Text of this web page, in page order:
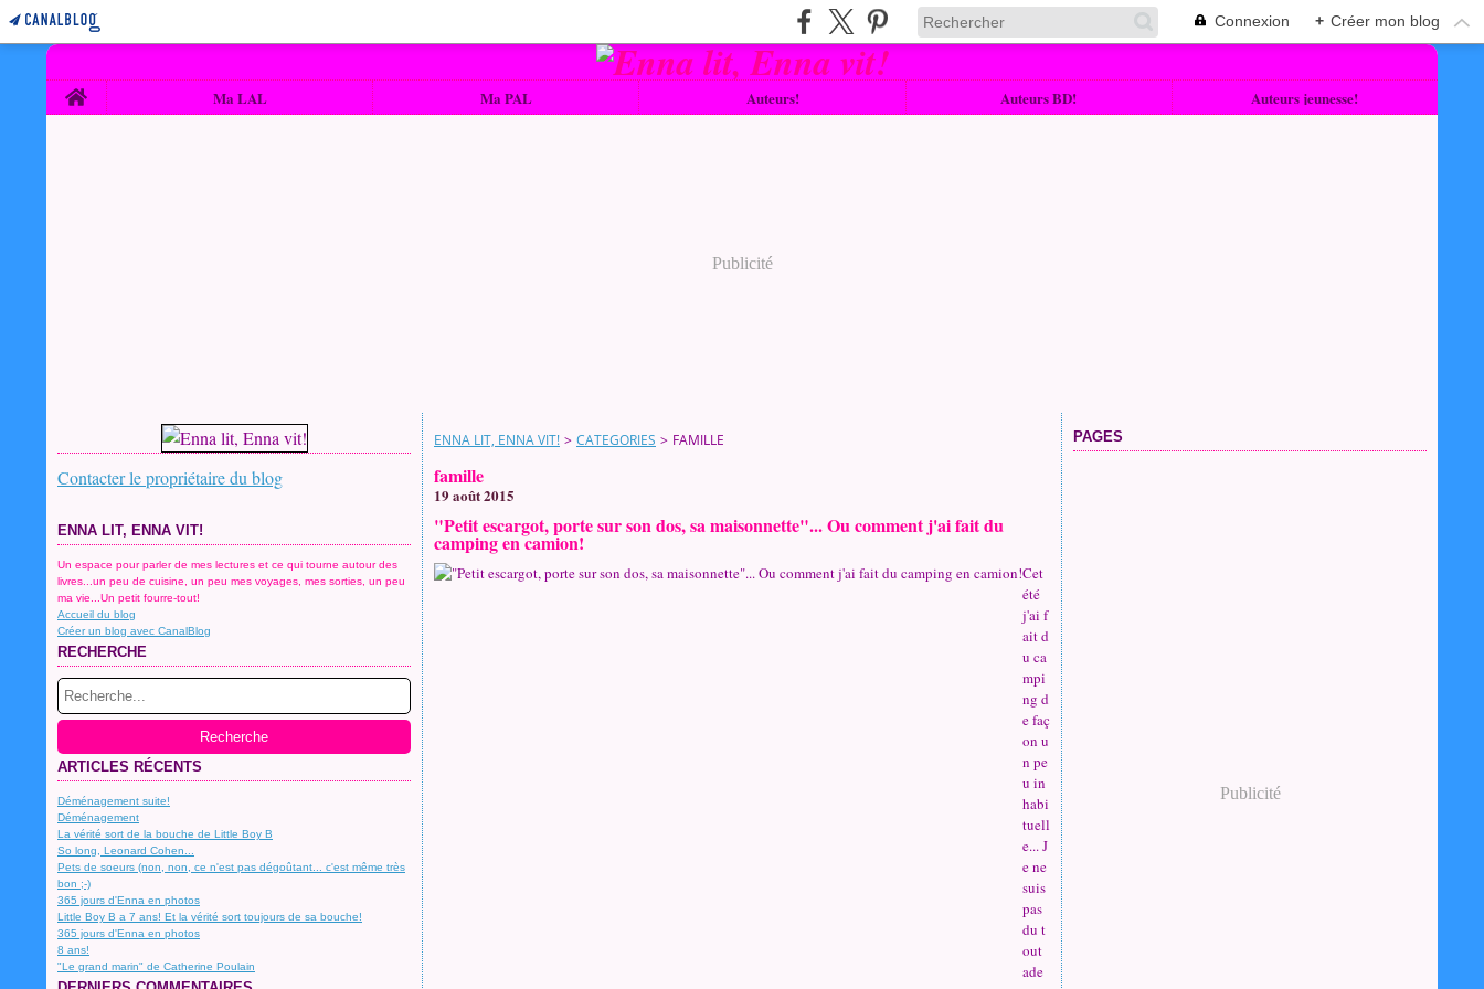
Connexion + Créer mon blog
Home Ma LAL Ma PAL Auteurs! Auteurs BD! Auteurs jeunesse!
Publicité
Contacter le propriétaire du blog
ENNA LIT, ENNA VIT!
Un espace pour parler de mes lectures et ce qui tourne autour des
livres...un peu de cuisine, un peu mes voyages, mes sorties, un peu
ma vie...Un petit fourre-tout!
Accueil du blog
Créer un blog avec CanalBlog
RECHERCHE
ARTICLES RÉCENTS
Déménagement suite!
Déménagement
La vérité sort de la bouche de Little Boy B
So long, Leonard Cohen...
Pets de soeurs (non, non, ce n'est pas dégoûtant... c'est même très
bon ;-)
365 jours d'Enna en photos
Little Boy B a 7 ans! Et la vérité sort toujours de sa bouche!
365 jours d'Enna en photos
8 ans!
"Le grand marin" de Catherine Poulain
ENNA LIT, ENNA VIT! > CATEGORIES > FAMILLE
famille
19 août 2015
"Petit escargot, porte sur son dos, sa maisonnette"... Ou comment j'ai fait du
camping en camion!
Cet
été
j'ai f
ait d
u ca
mpi
ng d
e faç
on u
n pe
u in
habi
tuell
e... J
e ne
suis
pas
du t
out
ade
PAGES
Publicité